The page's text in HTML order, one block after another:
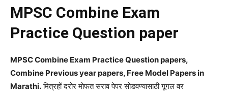
MPSC Combine Exam
Practice Question paper
MPSC Combine Exam Practice Question papers,
Combine Previous year papers, Free Model Papers in
Marathi.मित्रहों दरोर मोफत सराव पेपर सोडवण्यासाठी गूगल वर